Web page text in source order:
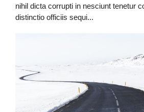
nihil dicta corrupti in nesciunt tenetur
distinctio officiis sequi...